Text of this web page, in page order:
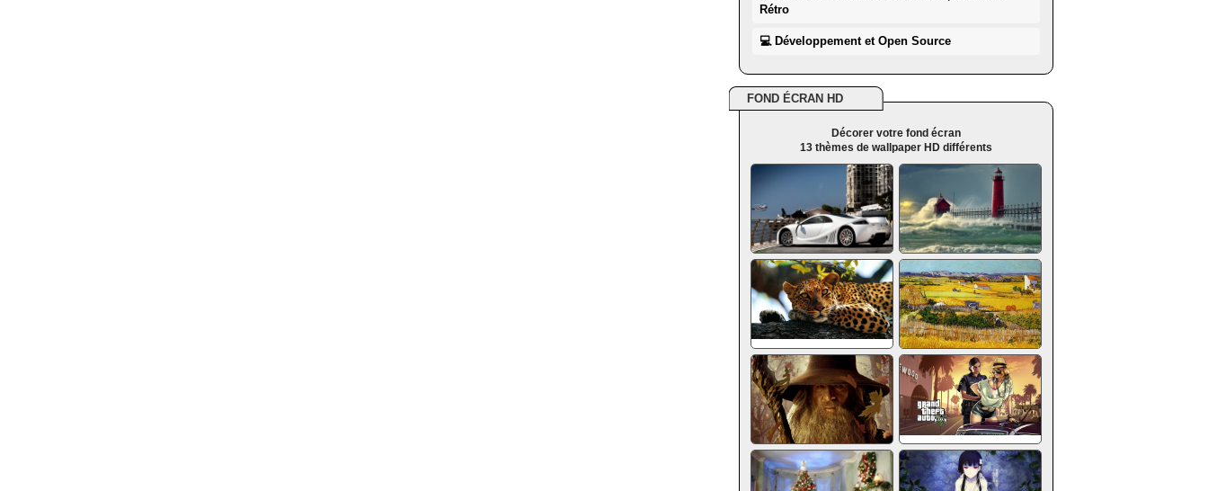
Rétro
💻 Développement et Open Source
FOND ÉCRAN HD
Décorer votre fond écran
13 thèmes de wallpaper HD différents